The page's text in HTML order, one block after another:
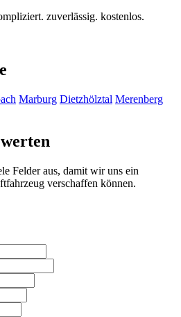
zuverlässig. kostenlos.
Marburg Dietzhölztal Merenberg
Felder aus, damit wir uns ein
verschaffen können.